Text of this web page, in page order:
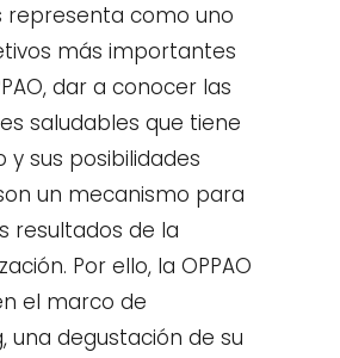
representa como uno
más importantes
dar a conocer las
saludables que tiene
y sus posibilidades
un mecanismo para
resultados de la
Por ello, la OPPAO
el marco de
una degustación de su